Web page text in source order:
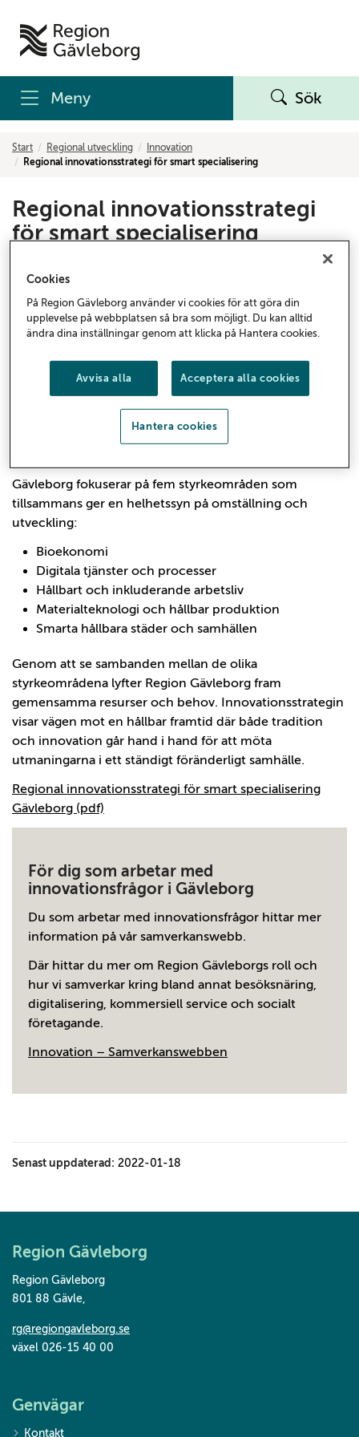
Meny Sök
Start Regional utveckling
Innovation
Regional innovationsstrategi för smart specialisering
Regional innovationsstrategi
för smart specialisering
Genom den regionala innovationsstrategin för smart
stöd till omställning och utveckling. Strategin bygger
på att stärka och vidareutveckla de områden där
Genom att kombinera ledande forskning med nära
samverkan mellan offentliga aktörer, näringsliv och den
Gävleborg fokuserar på fem styrkeområden som
tillsammans ger en helhetssyn på omställning och
utveckling:
Bioekonomi
Digitala tjänster och processer
Hållbart och inkluderande arbetsliv
Materialteknologi och hållbar produktion
Smarta hållbara städer och samhällen
Genom att se sambanden mellan de olika
styrkeområdena lyfter Region Gävleborg fram
gemensamma resurser och behov. Innovationsstrategin
visar vägen mot en hållbar framtid där både tradition
och innovation går hand i hand för att möta
utmaningarna i ett ständigt föränderligt samhälle.
Regional innovationsstrategi för smart specialisering
Gävleborg (pdf)
För dig som arbetar med
innovationsfrågor i Gävleborg
Du som arbetar med innovationsfrågor hittar mer
information på vår samverkanswebb.
Där hittar du mer om Region Gävleborgs roll och
hur vi samverkar kring bland annat besöksnäring,
digitalisering, kommersiell service och socialt
företagande.
Innovation – Samverkanswebben
Senast uppdaterad: 2022-01-18
Region Gävleborg
Region Gävleborg
801 88 Gävle,
rg@regiongavleborg.se
växel 026-15 40 00
Genvägar
Kontakt
Cookies
På Region Gävleborg använder vi cookies för att göra din
upplevelse på webbplatsen så bra som möjligt. Du kan alltid
ändra dina inställningar genom att klicka på Hantera cookies.
Avvisa alla Acceptera alla cookies
Hantera cookies